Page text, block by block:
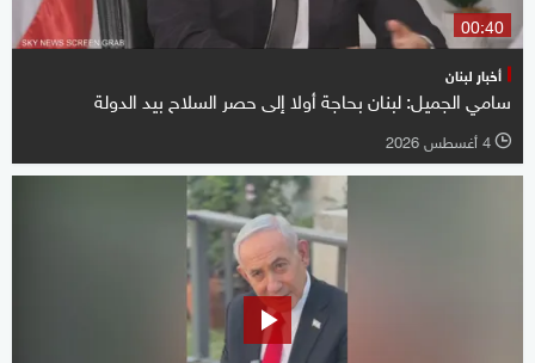
00:40
أخبار لبنان
سامي الجميل: لبنان بحاجة أولا إلى حصر السلاح بيد الدولة
l 4 أغسطس 2026